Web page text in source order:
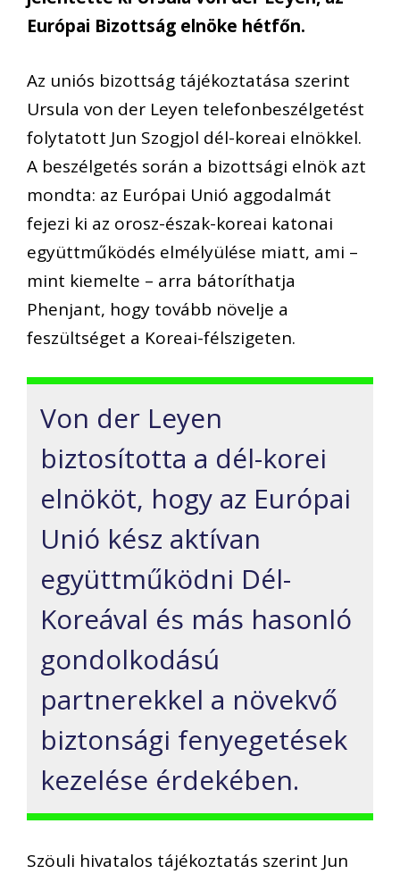
Európai Bizottság elnöke hétfőn.
Az uniós bizottság tájékoztatása szerint
Ursula von der Leyen telefonbeszélgetést
folytatott Jun Szogjol dél-koreai elnökkel.
A beszélgetés során a bizottsági elnök azt
mondta: az Európai Unió aggodalmát
fejezi ki az orosz-észak-koreai katonai
együttműködés elmélyülése miatt, ami –
mint kiemelte – arra bátoríthatja
Phenjant, hogy tovább növelje a
feszültséget a Koreai-félszigeten.
Von der Leyen
biztosította a dél-korei
elnököt, hogy az Európai
Unió kész aktívan
együttműködni Dél-
Koreával és más hasonló
gondolkodású
partnerekkel a növekvő
biztonsági fenyegetések
kezelése érdekében.
Szöuli hivatalos tájékoztatás szerint Jun